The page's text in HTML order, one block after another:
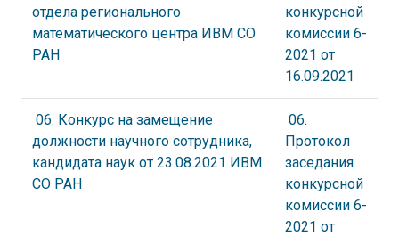
отдела регионального
математического центра ИВМ СО
РАН
конкурсной
комиссии 6-
2021 от
16.09.2021
06. Конкурс на замещение
должности научного сотрудника,
кандидата наук от 23.08.2021 ИВМ
СО РАН
06.
Протокол
заседания
конкурсной
комиссии 6-
2021 от